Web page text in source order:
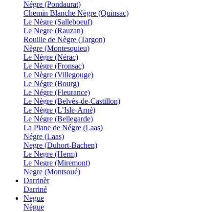
Négre (Pondaurat)
Chemin Blanche Nègre (Quinsac)
Le Nègre (Salleboeuf)
Le Negre (Rauzan)
Rouille de Nègre (Targon)
Nègre (Montesquieu)
Le Négre (Nérac)
Le Nègre (Fronsac)
Le Nègre (Villegouge)
Le Négre (Bourg)
Le Négre (Fleurance)
Le Nègre (Belvès-de-Castillon)
Le Négre (L’Isle-Arné)
Le Négre (Bellegarde)
La Plane de Négre (Laas)
Négre (Laas)
Negre (Duhort-Bachen)
Le Negre (Herm)
Le Negre (Miremont)
Negre (Montsoué)
Darrinèr
Darriné
Negue
Négue